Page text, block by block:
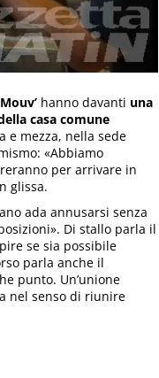
Mouv’ hanno davanti una
casa comune
e mezza, nella sede
«Abbiamo
per arrivare in
glissa.
ada annusarsi senza
Di stallo parla il
se sia possibile
parla anche il
punto. Un’unione
nel senso di riunire